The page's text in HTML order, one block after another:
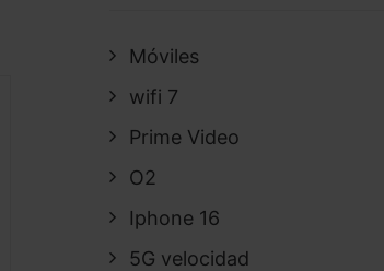
Móviles
wifi 7
Prime Video
O2
Iphone 16
5G velocidad